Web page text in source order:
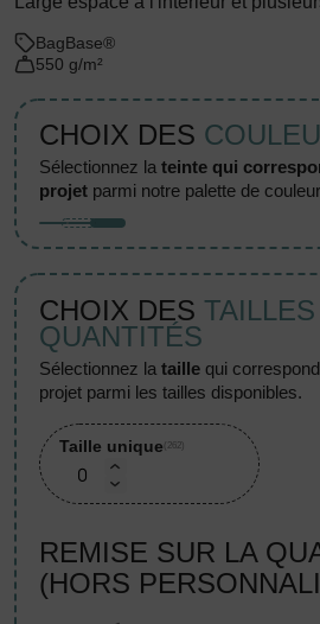
BagBase®
550 g/m²
CHOIX DES
sélectionnez lateinte qui
projet parmi notre palette de
CHOIX DES
QUANTITÉS
sélectionnez lataille qui
projet parmi les tailles disponibles.
Taille unique (262)
REMISE SUR LA
(HORS